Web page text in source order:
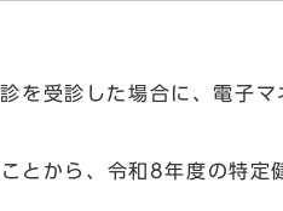
を受診した場合に、電子
から、令和8年度の特定